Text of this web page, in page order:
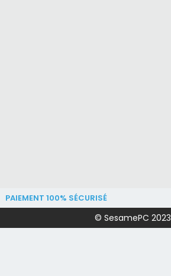
PAIEMENT 100% SÉCURISÉ
© SesamePC 2023